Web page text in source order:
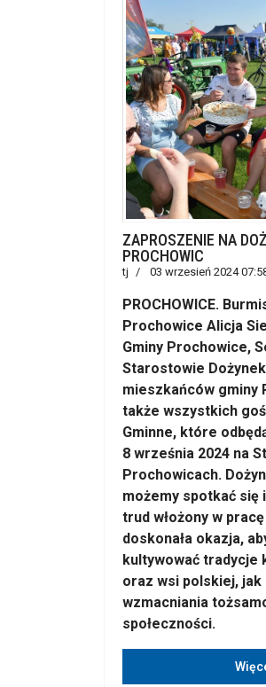
ZAPROSZENIE NA
PROCHOWIC
tj 03 wrzesień 2024
PROCHOWICE.
Prochowice Alicja
Gminy Prochowice,
Starostowie
mieszkańców gminy
także wszystkich
Gminne, które
8 września 2024 na
Prochowicach.
możemy spotkać się
trud włożony w
doskonała okazja,
kultywować tradycje
oraz wsi polskiej, jak
wzmacniania
społeczności.